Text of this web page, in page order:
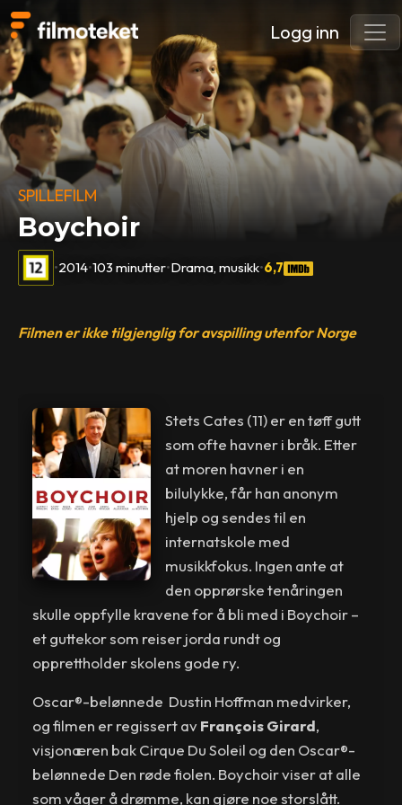
Logg inn
SPILLEFILM
Boychoir
•2014•103 minutter•Drama, musikk•6,7
Filmen er ikke tilgjenglig for avspilling utenfor Norge
Stets Cates (11) er en tøff gutt
som ofte havner i bråk. Etter
at moren havner i en
bilulykke, får han anonym
hjelp og sendes til en
internatskole med
musikkfokus. Ingen ante at
den opprørske tenåringen
skulle oppfylle kravene for å bli med i Boychoir –
et guttekor som reiser jorda rundt og
opprettholder skolens gode ry.
Oscar®-belønnede Dustin Hoffman medvirker,
og filmen er regissert avFrançois Girard,
visjonæren bak Cirque Du Soleil og den Oscar®-
belønnede Den røde fiolen. Boychoir viser at alle
som våger å drømme, kan gjøre noe storslått.